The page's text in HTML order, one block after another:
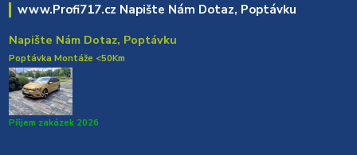
www.Profi717.cz Napište Nám Dotaz, Poptávku
Napište Nám Dotaz, Poptávku
Poptávka Montáže <50Km
Přijem zakázek 2026